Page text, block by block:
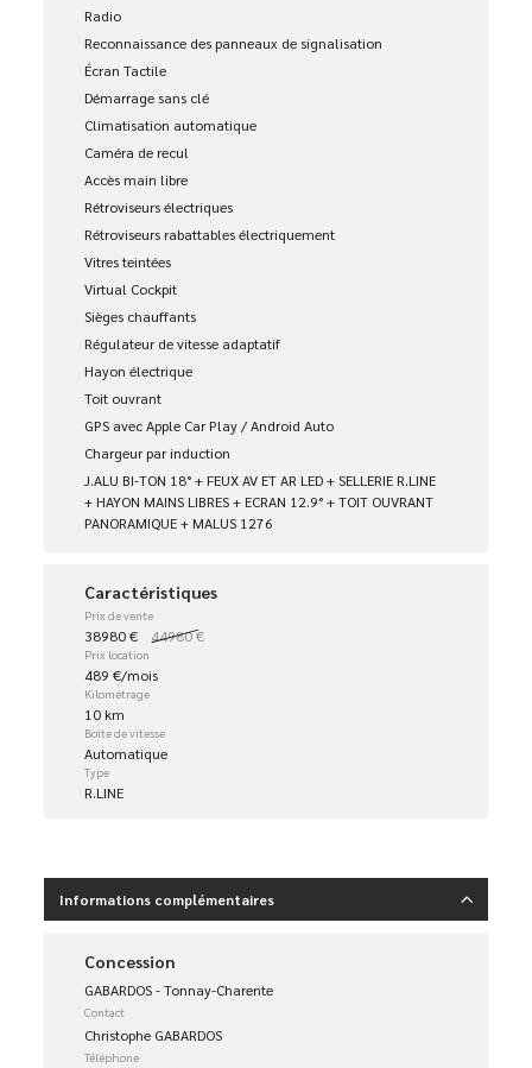
Radio
Reconnaissance des panneaux de signalisation
Écran Tactile
Démarrage sans clé
Climatisation automatique
Caméra de recul
Accès main libre
Rétroviseurs électriques
Rétroviseurs rabattables électriquement
Vitres teintées
Virtual Cockpit
Sièges chauffants
Régulateur de vitesse adaptatif
Hayon électrique
Toit ouvrant
GPS avec Apple Car Play / Android Auto
Chargeur par induction
J.ALU BI-TON 18° + FEUX AV ET AR LED + SELLERIE R.LINE
+ HAYON MAINS LIBRES + ECRAN 12.9° + TOIT OUVRANT
PANORAMIQUE + MALUS 1276
Caractéristiques
Prix de vente
38980 € 44980 €
Prix location
489 €/mois
Kilométrage
10 km
Boîte de vitesse
Automatique
Type
R.LINE
Informations complémentaires
Concession
GABARDOS - Tonnay-Charente
Contact
Christophe GABARDOS
Téléphone